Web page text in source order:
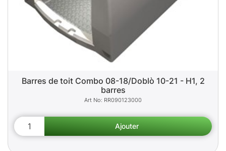
Barres de toit Combo 08-18/Doblò 10-21 - H1, 2
barres
RR090123000